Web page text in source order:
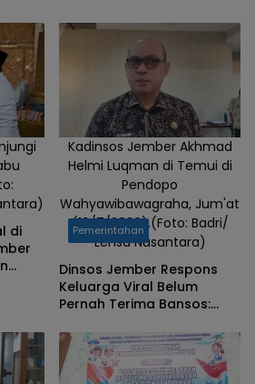
di
Kadinsos Jember Akhmad
Helmi Luqman di Temui di
Pendopo
Wahyawibawagraha, Jum'at
(10/7/2026).(Foto: Badri/
Lensa Nusantara)
Pemerintahan
Dinsos Jember Respons
Keluarga Viral Belum
Pernah Terima Bansos: